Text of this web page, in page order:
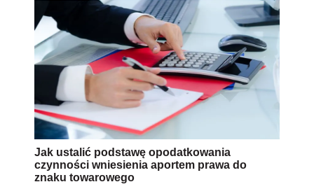
Jak ustalić podstawę opodatkowania
czynności wniesienia aportem prawa do
znaku towarowego